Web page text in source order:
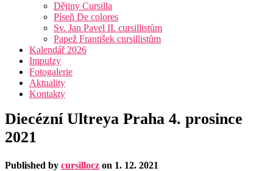
Dějiny Cursilla
Píseň De colores
Sv. Jan Pavel II. cursillistům
Papež František cursillistům
Kalendář 2026
Impulzy
Fotogalerie
Aktuality
Kontakty
Diecézní Ultreya Praha 4. prosince
2021
Published by cursillocz on 1. 12. 2021